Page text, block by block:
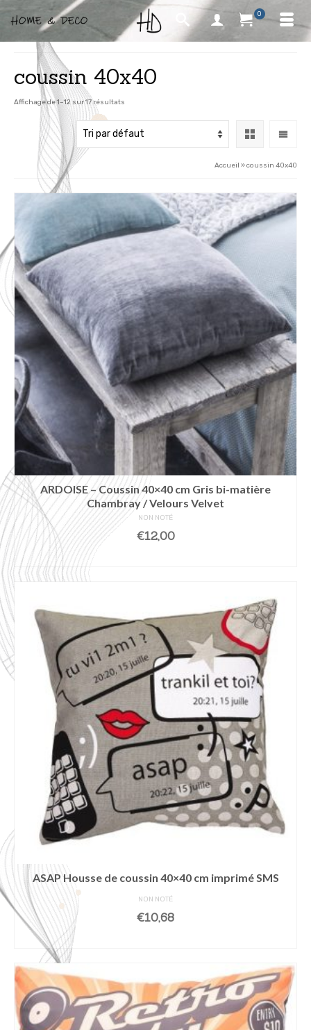
0
coussin 40x40
Affichage de 1–12 sur 17 résultats
Accueil »coussin 40x40
ARDOISE – Coussin 40×40 cm Gris bi-matière
Chambray / Velours Velvet
NON NOTÉ
€12,00
ASAP Housse de coussin 40×40 cm imprimé SMS
NON NOTÉ
€10,68